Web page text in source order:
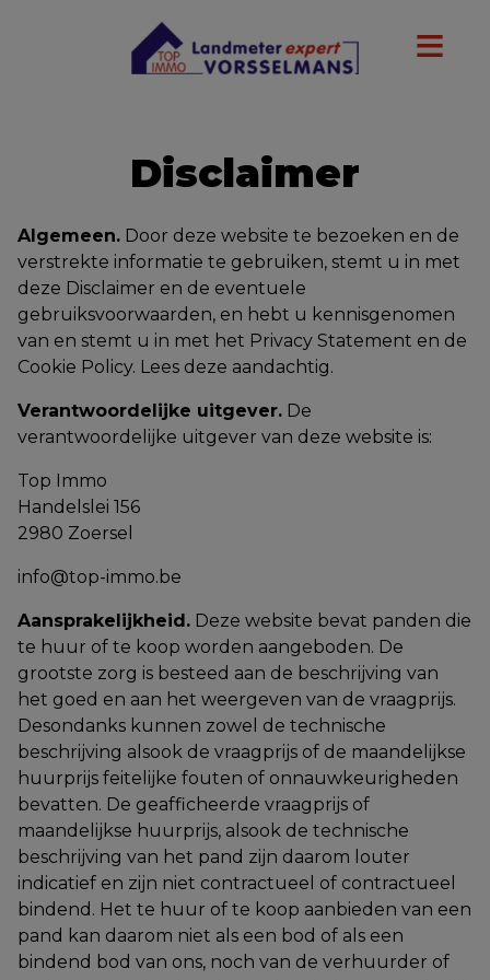
Disclaimer
Algemeen. Door deze website te bezoeken en de
verstrekte informatie te gebruiken, stemt u in met
deze Disclaimer en de eventuele
gebruiksvoorwaarden, en hebt u kennisgenomen
van en stemt u in met het Privacy Statement en de
Cookie Policy. Lees deze aandachtig.
Verantwoordelijke uitgever. De
verantwoordelijke uitgever van deze website is:
Top Immo
Handelslei 156
2980 Zoersel
info@top-immo.be
Aansprakelijkheid. Deze website bevat panden die
te huur of te koop worden aangeboden. De
grootste zorg is besteed aan de beschrijving van
het goed en aan het weergeven van de vraagprijs.
Desondanks kunnen zowel de technische
beschrijving alsook de vraagprijs of de maandelijkse
huurprijs feitelijke fouten of onnauwkeurigheden
bevatten. De geafficheerde vraagprijs of
maandelijkse huurprijs, alsook de technische
beschrijving van het pand zijn daarom louter
indicatief en zijn niet contractueel of contractueel
bindend. Het te huur of te koop aanbieden van een
pand kan daarom niet als een bod of als een
bindend bod van ons, noch van de verhuurder of